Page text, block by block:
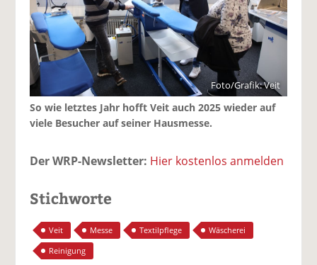
Foto/Grafik: Veit
So wie letztes Jahr hofft Veit auch 2025 wieder auf
viele Besucher auf seiner Hausmesse.
Der WRP-Newsletter: Hier kostenlos anmelden
Stichworte
Veit Messe Textilpflege
Wäscherei
Reinigung